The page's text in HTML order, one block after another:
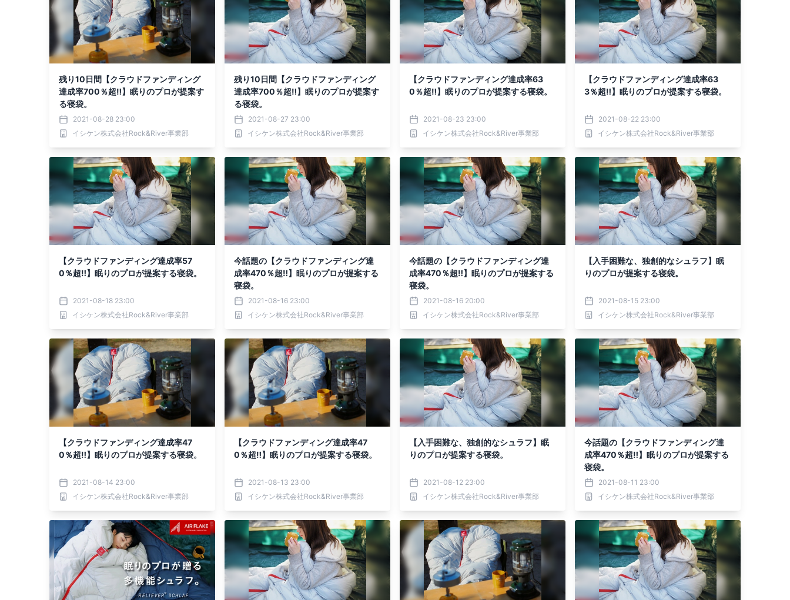
残り10日間【クラウドファンディング
達成率700％超‼】眠りのプロが提案す
る寝袋。
2021-08-28 23:00
イシケン株式会社Rock&River事業部
残り10日間【クラウドファンディング
達成率700％超‼】眠りのプロが提案す
る寝袋。
2021-08-27 23:00
イシケン株式会社Rock&River事業部
【クラウドファンディング達成率63
0％超‼】眠りのプロが提案する寝袋。
2021-08-23 23:00
イシケン株式会社Rock&River事業部
【クラウドファンディング達成率63
3％超‼】眠りのプロが提案する寝袋。
2021-08-22 23:00
イシケン株式会社Rock&River事業部
【クラウドファンディング達成率57
0％超‼】眠りのプロが提案する寝袋。
2021-08-18 23:00
イシケン株式会社Rock&River事業部
今話題の【クラウドファンディング達
成率470％超‼】眠りのプロが提案する
寝袋。
2021-08-16 23:00
イシケン株式会社Rock&River事業部
今話題の【クラウドファンディング達
成率470％超‼】眠りのプロが提案する
寝袋。
2021-08-16 20:00
イシケン株式会社Rock&River事業部
【入手困難な、独創的なシュラフ】眠
りのプロが提案する寝袋。
2021-08-15 23:00
イシケン株式会社Rock&River事業部
【クラウドファンディング達成率47
0％超‼】眠りのプロが提案する寝袋。
2021-08-14 23:00
イシケン株式会社Rock&River事業部
【クラウドファンディング達成率47
0％超‼】眠りのプロが提案する寝袋。
2021-08-13 23:00
イシケン株式会社Rock&River事業部
【入手困難な、独創的なシュラフ】眠
りのプロが提案する寝袋。
2021-08-12 23:00
イシケン株式会社Rock&River事業部
今話題の【クラウドファンディング達
成率470％超‼】眠りのプロが提案する
寝袋。
2021-08-11 23:00
イシケン株式会社Rock&River事業部